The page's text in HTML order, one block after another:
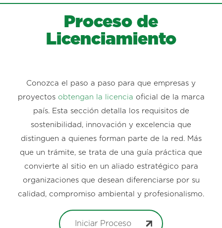
Proceso de
Licenciamiento
Conozca el paso a paso para que empresas y
proyectos obtengan la licencia oficial de la marca
país. Esta sección detalla los requisitos de
sostenibilidad, innovación y excelencia que
distinguen a quienes forman parte de la red. Más
que un trámite, se trata de una guía práctica que
convierte al sitio en un aliado estratégico para
organizaciones que desean diferenciarse por su
calidad, compromiso ambiental y profesionalismo.
Iniciar Proceso